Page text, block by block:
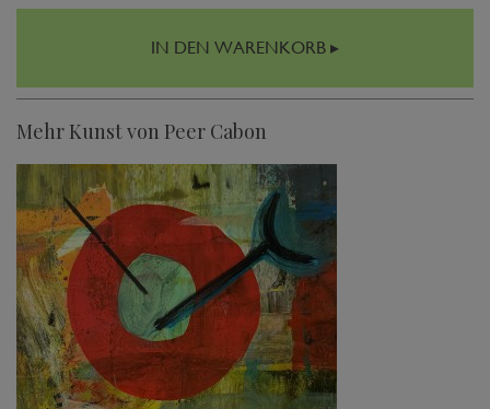
IN DEN WARENKORB ▸
Mehr Kunst von Peer Cabon